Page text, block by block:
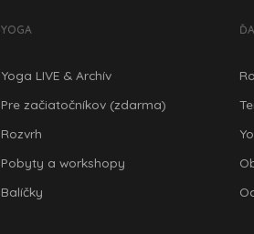
YOGA
Yoga LIVE & Archív
Pre začiatočníkov (zdarma)
Rozvrh
Pobyty a workshopy
Balíčky